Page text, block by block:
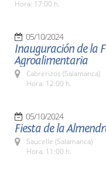
Hora: 17:00 h.
05/10/2024
Inauguración de la
Agroalimentaria
Cabrerizos (Salamanca)
Hora: 12:00 h.
05/10/2024
Fiesta de la
Saucelle (Salamanca)
Hora: 11:00 h.